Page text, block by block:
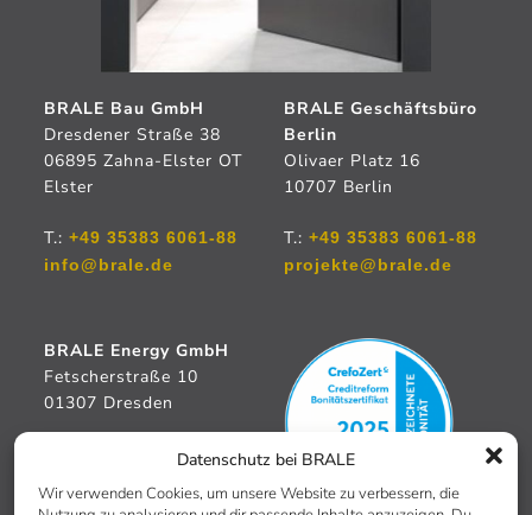
Datenschutz bei BRALE
Wir verwenden Cookies, um unsere Website zu verbessern, die
BRALE Bau GmbH
Dresdener Straße 38
06895 Zahna-Elster OT
Elster
T.:+49 35383 6061-88
info@brale.de
BRALE Geschäftsbüro
Berlin
Olivaer Platz 16
10707 Berlin
T.: +49 35383 6061-88
projekte@brale.de
BRALE Energy GmbH
Fetscherstraße 10
01307 Dresden
+49 35383 9996-0
energy.de